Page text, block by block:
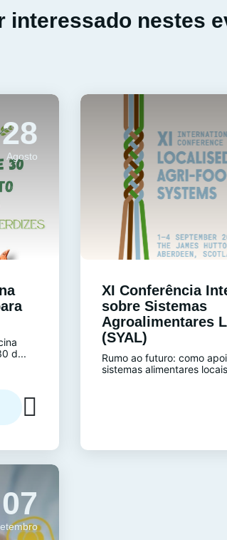
interessado nestes
28
Agosto
d...
XI Conferência
sobre Sistemas
Agroalimentares
(SYAL)
Rumo ao futuro: como
sistemas alimentares
07